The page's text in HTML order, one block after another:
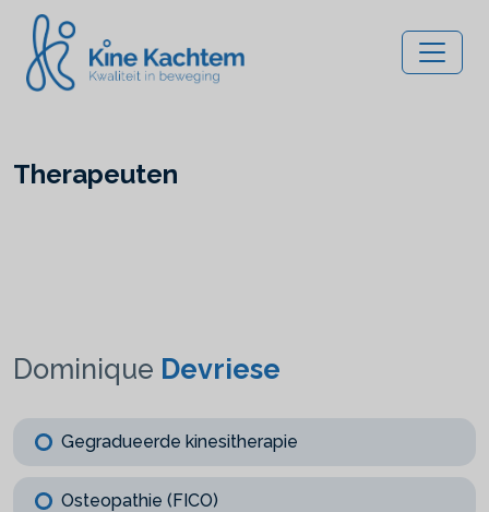
Therapeuten
Dominique Devriese
Gegradueerde kinesitherapie
Osteopathie (FICO)